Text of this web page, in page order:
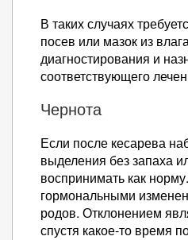
В таких случаях
посев или мазок из
диагностирования и
соответствующего
Чернота
Если после кесарева
выделения без запаха
воспринимать как
гормональными
родов. Отклонением
спустя какое-то время